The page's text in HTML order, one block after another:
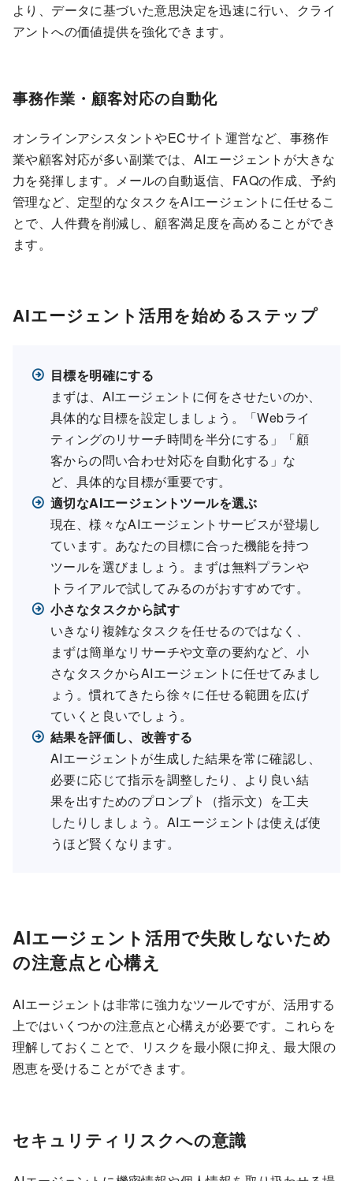
より、データに基づいた意思決定を迅速に行い、クライ
アントへの価値提供を強化できます。
事務作業・顧客対応の自動化
オンラインアシスタントやECサイト運営など、事務作
業や顧客対応が多い副業では、AIエージェントが大きな
力を発揮します。メールの自動返信、FAQの作成、予約
管理など、定型的なタスクをAIエージェントに任せるこ
とで、人件費を削減し、顧客満足度を高めることができ
ます。
AIエージェント活用を始めるステップ
目標を明確にする
まずは、AIエージェントに何をさせたいのか、
具体的な目標を設定しましょう。「Webライ
ティングのリサーチ時間を半分にする」「顧
客からの問い合わせ対応を自動化する」な
ど、具体的な目標が重要です。
適切なAIエージェントツールを選ぶ
現在、様々なAIエージェントサービスが登場し
ています。あなたの目標に合った機能を持つ
ツールを選びましょう。まずは無料プランや
トライアルで試してみるのがおすすめです。
小さなタスクから試す
いきなり複雑なタスクを任せるのではなく、
まずは簡単なリサーチや文章の要約など、小
さなタスクからAIエージェントに任せてみまし
ょう。慣れてきたら徐々に任せる範囲を広げ
ていくと良いでしょう。
結果を評価し、改善する
AIエージェントが生成した結果を常に確認し、
必要に応じて指示を調整したり、より良い結
果を出すためのプロンプト（指示文）を工夫
したりしましょう。AIエージェントは使えば使
うほど賢くなります。
AIエージェント活用で失敗しないため
の注意点と心構え
AIエージェントは非常に強力なツールですが、活用する
上ではいくつかの注意点と心構えが必要です。これらを
理解しておくことで、リスクを最小限に抑え、最大限の
恩恵を受けることができます。
セキュリティリスクへの意識